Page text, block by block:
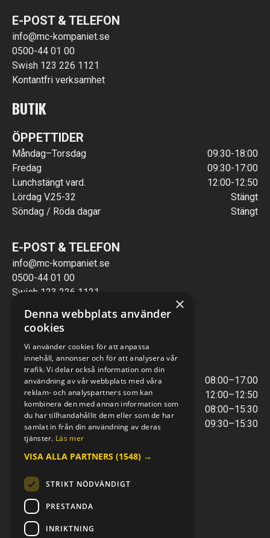
E-POST & TELEFON
info@mc-kompaniet.se
0500-44 01 00
Swish 123 226 1121
Kontantfri verksamhet
BUTIK
ÖPPETTIDER
Måndag–Torsdag
09:30-18:00
Fredag
09:30-17:00
Lunchstängt vard.
12:00-12:50
Lördag V.25-32
Stängt
Söndag / Röda dagar
Stängt
E-POST & TELEFON
info@mc-kompaniet.se
0500-44 01 00
Swish 123 226 1121
Kontantfri verksamhet
VERKSTAD
ÖPPETTIDER
Måndag - Torsdag
08:00–17:00
Lunchstängt
12:00–12:50
Fredagar
08:00–15:30
Telefontider
09:30–15:30
E-POST & TELEFON
verkstaden@mc-kompaniet.se
0500-44 01 00
Swish 123 226 1121
Kontantfri verksamhet
×
Denna webbplats använder
cookies
Vi använder cookies för att anpassa
innehåll, annonser och för att analysera vår
trafik. Vi delar också information om din
användning av vår webbplats med våra
reklam- och analyspartners som kan
kombinera den med annan information som
du har tillhandahållit dem eller som de har
samlat in från din användning av deras
tjänster. Läs mer
VISA ALLA PARTNERS (1548) →
STRIKT NÖDVÄNDIGT
PRESTANDA
INRIKTNING